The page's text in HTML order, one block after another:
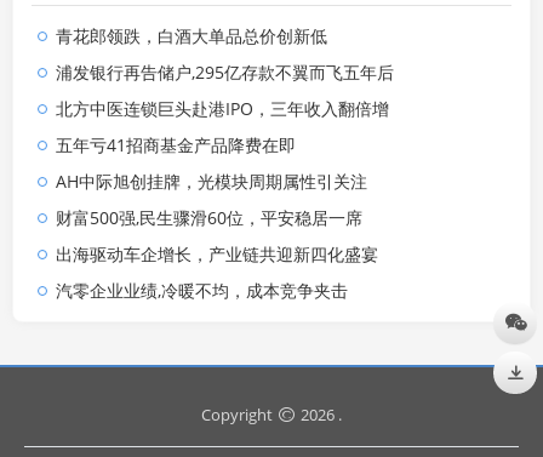
青花郎领跌，白酒大单品总价创新低
浦发银行再告储户,295亿存款不翼而飞五年后
北方中医连锁巨头赴港IPO，三年收入翻倍增
五年亏41招商基金产品降费在即
AH中际旭创挂牌，光模块周期属性引关注
财富500强,民生骤滑60位，平安稳居一席
出海驱动车企增长，产业链共迎新四化盛宴
汽零企业业绩,冷暖不均，成本竞争夹击
Copyright 2026 .